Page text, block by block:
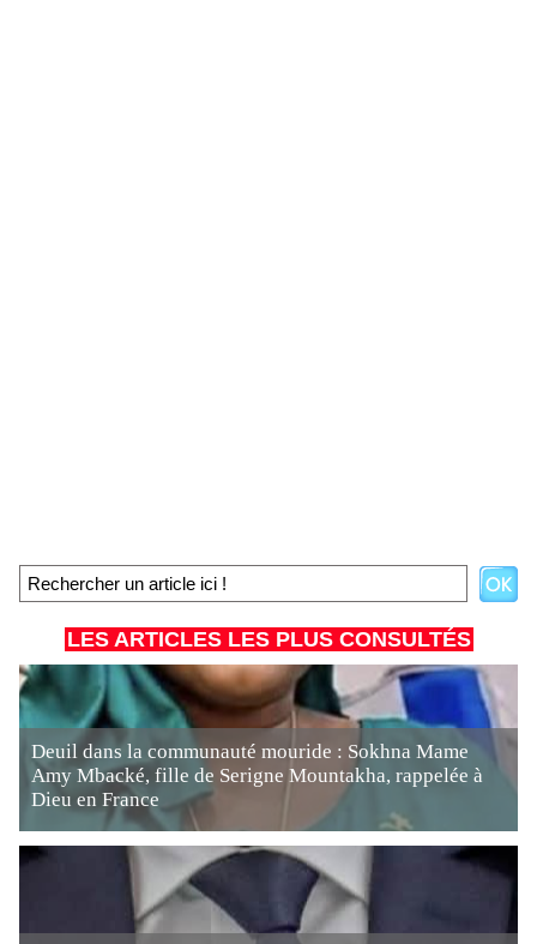
LES ARTICLES LES PLUS CONSULTÉS
Deuil dans la communauté mouride : Sokhna Mame
Amy Mbacké, fille de Serigne Mountakha, rappelée à
Dieu en France